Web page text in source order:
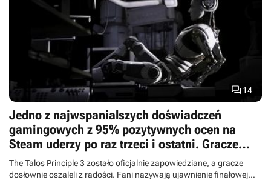
14
Jedno z najwspanialszych doświadczeń
gamingowych z 95% pozytywnych ocen na
Steam uderzy po raz trzeci i ostatni. Gracze
mówią wprost: „najlepsza wiadomość roku”
The Talos Principle 3 zostało oficjalnie zapowiedziane, a gracze
dosłownie oszaleli z radości. Fani nazywają ujawnienie finałowej